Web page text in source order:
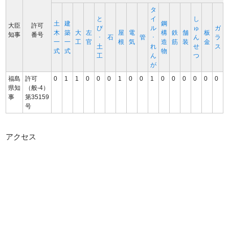
大臣
知事
許可
番号
土
木
一
式
建
築
一
式
大
工
左
官
と
び
･
土
工
石
屋
根
電
気
管
タ
イ
ル
･
れ
ん
が
鋼
構
造
物
鉄
筋
舗
装
し
ゅ
ん
せ
つ
板
金
ガ
ラ
ス
福島
県知
事
許可
（般-4）
第35159
号
0 1 1 0 0 0 1 0 0 1 0 0 0 0 0 0
アクセス